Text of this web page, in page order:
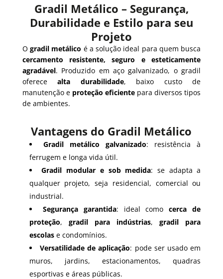
Gradil Metálico – Segurança,
Durabilidade e Estilo para seu
Projeto
Ogradil metálico é a solução ideal para quem busca
cercamento resistente, seguro e esteticamente
agradável. Produzido em aço galvanizado, o gradil
oferecealta durabilidade, baixo custo de
manutenção e proteção eficiente para diversos tipos
de ambientes.
Vantagens do Gradil Metálico
Gradil metálico galvanizado: resistência à
ferrugem e longa vida útil.
Gradil modular e sob medida: se adapta a
qualquer projeto, seja residencial, comercial ou
industrial.
Segurança garantida: ideal comocerca de
proteção, gradil para indústrias,gradil para
escolase condomínios.
Versatilidade de aplicação: pode ser usado em
muros, jardins, estacionamentos, quadras
esportivas e áreas públicas.